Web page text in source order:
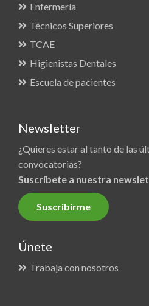
Enfermería
Técnicos Superiores
TCAE
Higienistas Dentales
Escuela de pacientes
Newsletter
¿Quieres estar al tanto de las
convocatorias?
Suscríbete a nuestra
Suscribirme
Únete
Trabaja con nosotros